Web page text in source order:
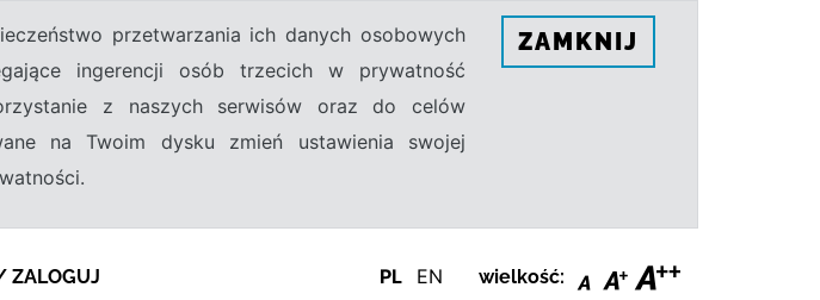
przetwarzania ich danych osobowych
ingerencji osób trzecich w prywatność
z naszych serwisów oraz do celów
na Twoim dysku zmień ustawienia swojej
ZAMKNIJ
ZALOGUJ PL EN wielkość: